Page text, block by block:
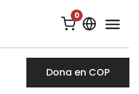
0
Dona en COP